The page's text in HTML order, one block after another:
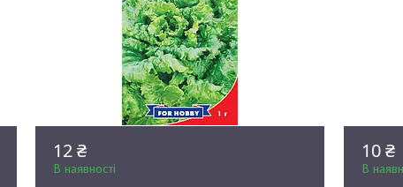
12 ₴
В наявності
10 ₴
В